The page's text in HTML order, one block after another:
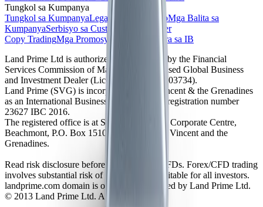
Tungkol sa Kumpanya
Tungkol sa KumpanyaLegal na DokumentoMga Balita sa
KumpanyaSerbisyo sa Customer
Help Center
Copy TradingMga Promosyon
Programa para sa IB
Land Prime Ltd is authorized and regulated by the Financial
Services Commission of Mauritius as a licensed Global Business
and Investment Dealer (License No. GB24203734).
Land Prime (SVG) is incorporated in St. Vincent & the Grenadines
as an International Business Company with registration number
23627 IBC 2016.
The registered office is at Suite 305, Griffith Corporate Centre,
Beachmont, P.O. Box 1510, Kingstown, St. Vincent and the
Grenadines.
Read risk disclosure before trading Forex/CFDs. Forex/CFD trading
involves substantial risk of loss and is not suitable for all investors.
landprime.com domain is owned and operated by Land Prime Ltd.
© 2013 Land Prime Ltd. All rights reserved.